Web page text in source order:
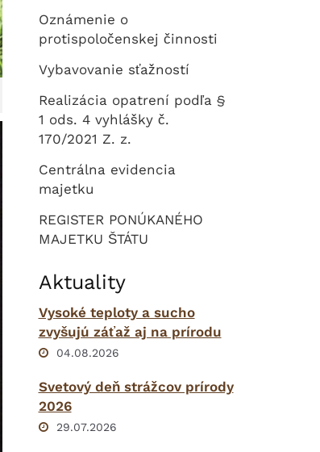
Oznámenie o
protispoločenskej činnosti
Vybavovanie sťažností
Realizácia opatrení podľa §
1 ods. 4 vyhlášky č.
170/2021 Z. z.
Centrálna evidencia
majetku
REGISTER PONÚKANÉHO
MAJETKU ŠTÁTU
Aktuality
Vysoké teploty a sucho
zvyšujú záťaž aj na prírodu
04.08.2026
Svetový deň strážcov prírody
2026
29.07.2026